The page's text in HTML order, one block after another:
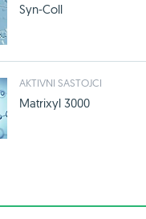
Syn-Coll
AKTIVNI SASTOJCI
Matrixyl 3000